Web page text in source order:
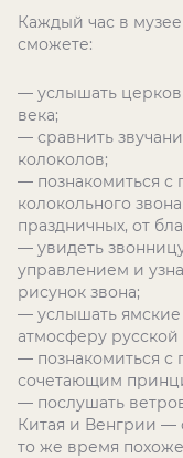
Каждый час в
сможете:
— услышать
века;
— сравнить
колоколов;
— познакомиться с
колокольного
праздничных, от
— увидеть
управлением и
рисунок звона;
— услышать
атмосферу русской
— познакомиться
сочетающим
— послушать
Китая и Венгрии —
то же время